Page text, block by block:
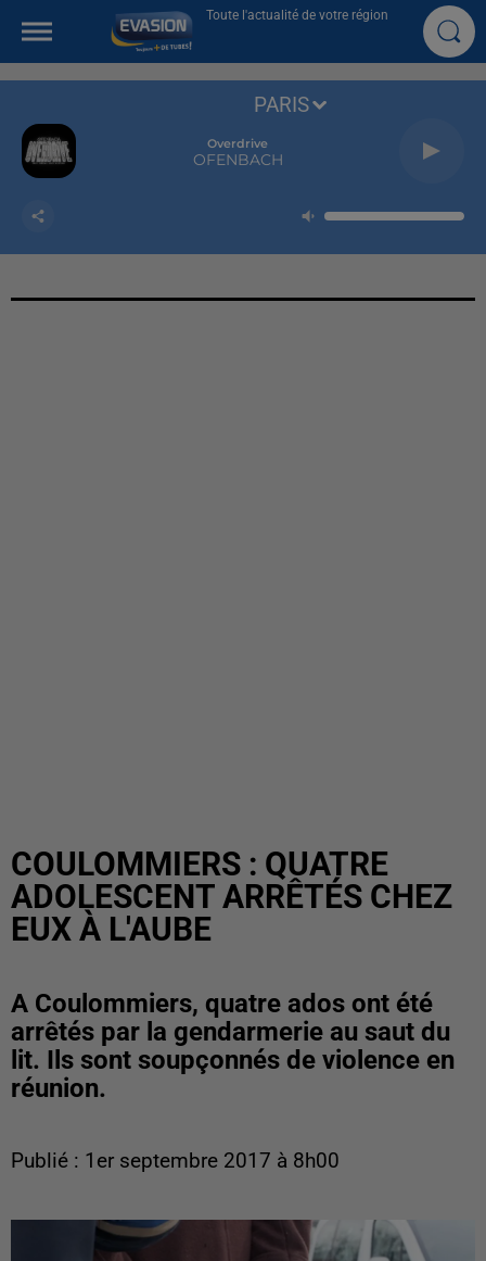
Toute l'actualité de votre région
Overdrive
OFENBACH
PARIS
COULOMMIERS : QUATRE
ADOLESCENT ARRÊTÉS CHEZ
EUX À L'AUBE
A Coulommiers, quatre ados ont été
arrêtés par la gendarmerie au saut du
lit. Ils sont soupçonnés de violence en
réunion.
Publié : 1er septembre 2017 à 8h00